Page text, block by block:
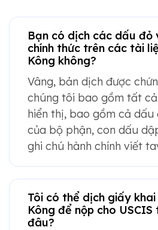
Bạn có dịch các dấu đỏ
chính thức trên các tài
Kông không?
Vâng, bản dịch được
chúng tôi bao gồm tất
hiển thị, bao gồm cả dấu
của bộ phận, con dấu
ghi chú hành chính viết
Tôi có thể dịch giấy khai
Kông để nộp cho
đâu?